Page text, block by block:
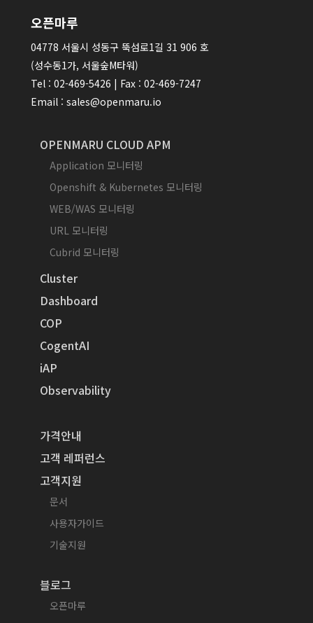
오픈마루
04778 서울시 성동구 뚝섬로1길 31 906 호
(성수동1가, 서울숲M타워)
Tel : 02-469-5426 | Fax : 02-469-7247
Email : sales@openmaru.io
OPENMARU CLOUD APM
Application 모니터링
Openshift & Kubernetes 모니터링
WEB/WAS 모니터링
URL 모니터링
Cubrid 모니터링
Cluster
Dashboard
COP
CogentAI
iAP
Observability
가격안내
고객 레퍼런스
고객지원
문서
사용자가이드
기술지원
블로그
오픈마루